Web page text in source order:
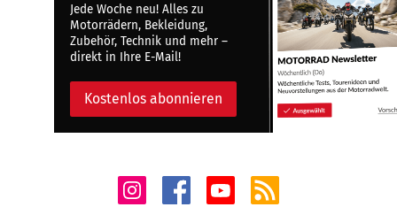
Jede Woche neu! Alles zu
Motorrädern, Bekleidung,
Zubehör, Technik und mehr –
direkt in Ihre E-Mail!
Kostenlos abonnieren